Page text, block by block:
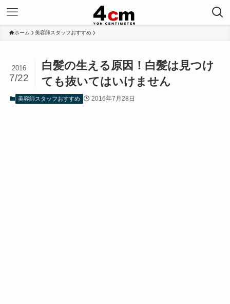
ホーム 美容師スタッフおすすめ
白髪の生える原因！白髪は見つけ
ても抜いてはいけません
2016
7/22
美容師スタッフおすすめ 2016年7月28日